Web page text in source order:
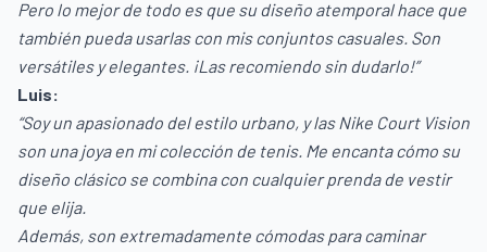
Pero lo mejor de todo es que su diseño atemporal hace que
también pueda usarlas con mis conjuntos casuales. Son
versátiles y elegantes. ¡Las recomiendo sin dudarlo!”
Luis:
“Soy un apasionado del estilo urbano, y las Nike Court Vision
son una joya en mi colección de tenis. Me encanta cómo su
diseño clásico se combina con cualquier prenda de vestir
que elija.
Además, son extremadamente cómodas para caminar